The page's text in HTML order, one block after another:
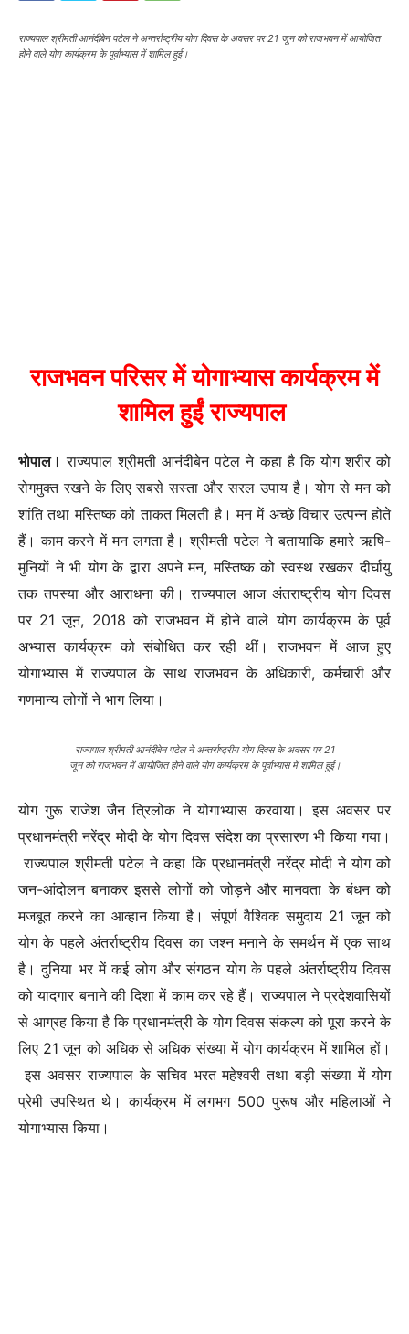
राज्यपाल श्रीमती आनंदीबेन पटेल ने अन्तर्राष्ट्रीय योग दिवस के अवसर पर 21 जून को राजभवन में आयोजित
होने वाले योग कार्यक्रम के पूर्वाभ्यास में शामिल हुई।
राजभवन परिसर में योगाभ्यास कार्यक्रम में
शामिल हुईं राज्यपाल
भोपाल। राज्यपाल श्रीमती आनंदीबेन पटेल ने कहा है कि योग शरीर को
रोगमुक्त रखने के लिए सबसे सस्ता और सरल उपाय है। योग से मन को
शांति तथा मस्तिष्क को ताकत मिलती है। मन में अच्छे विचार उत्पन्न होते
हैं। काम करने में मन लगता है। श्रीमती पटेल ने बतायाकि हमारे ऋषि-
मुनियों ने भी योग के द्वारा अपने मन, मस्तिष्क को स्वस्थ रखकर दीर्घायु
तक तपस्या और आराधना की। राज्यपाल आज अंतराष्ट्रीय योग दिवस
पर 21 जून, 2018 को राजभवन में होने वाले योग कार्यक्रम के पूर्व
अभ्यास कार्यक्रम को संबोधित कर रही थीं।राजभवन में आज हुए
योगाभ्यास में राज्यपाल के साथ राजभवन के अधिकारी, कर्मचारी और
गणमान्य लोगों ने भाग लिया।
राज्यपाल श्रीमती आनंदीबेन पटेल ने अन्तर्राष्ट्रीय योग दिवस के अवसर पर 21
जून को राजभवन में आयोजित होने वाले योग कार्यक्रम के पूर्वाभ्यास में शामिल हुई।
योग गुरू राजेश जैन त्रिलोक ने योगाभ्यास करवाया। इस अवसर पर
प्रधानमंत्री नरेंद्र मोदी के योग दिवस संदेश का प्रसारण भी किया गया।
राज्यपाल श्रीमती पटेल ने कहा कि प्रधानमंत्री नरेंद्र मोदी ने योग को
जन-आंदोलन बनाकर इससे लोगों को जोड़ने और मानवता के बंधन को
मजबूत करने का आव्हान किया है। संपूर्ण वैश्विक समुदाय 21 जून को
योग के पहले अंतर्राष्ट्रीय दिवस का जश्न मनाने के समर्थन में एक साथ
है। दुनिया भर में कई लोग और संगठन योग के पहले अंतर्राष्ट्रीय दिवस
को यादगार बनाने की दिशा में काम कर रहे हैं। राज्यपाल ने प्रदेशवासियों
से आग्रह किया है कि प्रधानमंत्री के योग दिवस संकल्प को पूरा करने के
लिए 21 जून को अधिक से अधिक संख्या में योग कार्यक्रम में शामिल हों।
इस अवसर राज्यपाल के सचिव भरत महेश्वरी तथा बड़ी संख्या में योग
प्रेमी उपस्थित थे। कार्यक्रम में लगभग 500 पुरूष और महिलाओं ने
योगाभ्यास किया।